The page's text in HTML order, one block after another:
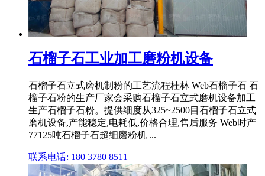
石榴子石工业加工磨粉机设备
石榴子石立式磨机制粉的工艺流程桂林 Web石榴子石 石
榴子石粉的生产厂家会采购石榴子石立式磨机设备加工
生产石榴子石粉。提供细度从325~2500目石榴子石立式
磨机设备,产能稳定,电耗低,价格合理,售后服务 Web时产
77125吨石榴子石超细磨粉机 ...
联系电话: 180 3780 8511